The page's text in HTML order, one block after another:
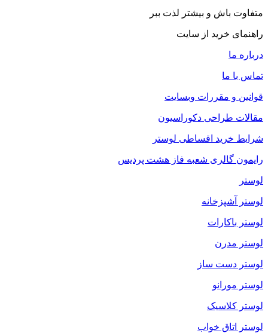
متفاوت باش و بیشتر لذت ببر
راهنمای خرید از سایت
درباره ما
تماس با ما
قوانین و مقررات وبسایت
مقالات طراحی دکوراسیون
شرایط خرید اقساطی لوستر
رایمون گالری شعبه فاز هشت پردیس
لوستر
لوستر آشپزخانه
لوستر باکارات
لوستر مدرن
لوستر دست ساز
لوستر مورانو
لوستر کلاسیک
لوستر اتاق خواب